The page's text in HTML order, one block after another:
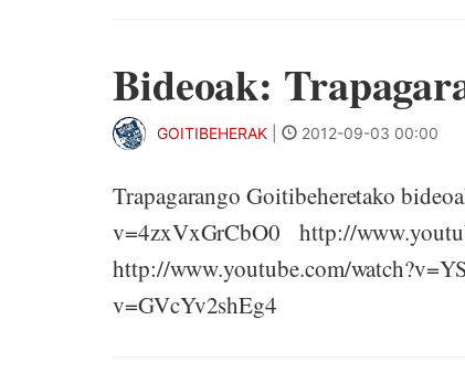
Bideoak:
GOITIBEHERAK 2012-09-03 00:00
Trapagarango Goitibeheretako
v=4zxVxGrCbO0 http://
http://www.youtube.com/
v=GVcYv2shEg4